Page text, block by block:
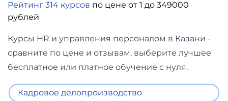
Рейтинг 314 курсов по цене от 1 до 349000
рублей
Курсы HR и управления персоналом в Казани -
сравните по цене и отзывам, выберите лучшее
бесплатное или платное обучение с нуля.
Кадровое делопроизводство
финансы
Дизайн
Аналитика
Видео,